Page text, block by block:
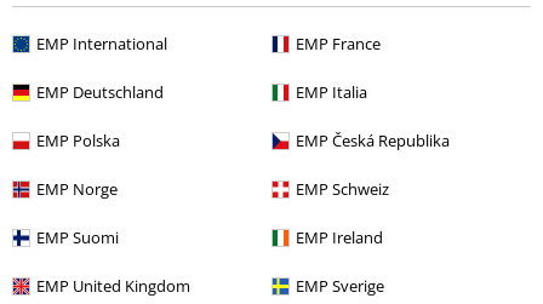
EMP International EMP France
EMP Deutschland EMP Italia
EMP Polska EMP Česká Republika
EMP Norge EMP Schweiz
EMP Suomi EMP Ireland
EMP United Kingdom EMP Sverige
5
Šírka
Príliš úzke
Perfektné
Príliš krátke
Perfektné
Overená recenzia
Pomohlo Vám toto hodnotenie?